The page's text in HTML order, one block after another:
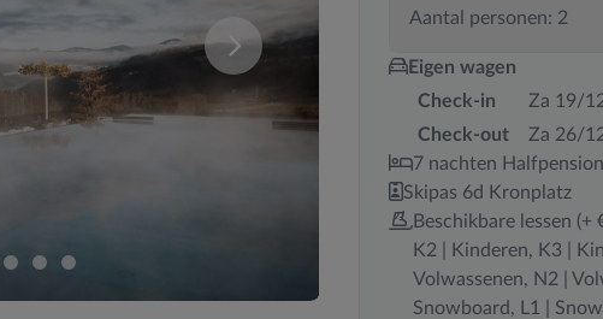
U kan uw kamersamenstelling wijzigen.
Vergelijk de verschillende transportopties
Aantal personen: 2
Eigen wagen
Check-in
Za 19/
Check-out
Za 26/
7 nachten Halfpension
Skipas 6d Kronplatz
Beschikbare lessen
K2 | Kinderen, K3 |
Volwassenen, N2 |
Snowboard, L1 |